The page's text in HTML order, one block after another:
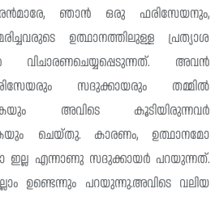
ഞാൻ ഒരു ഫരിസേയനും,
ഉത്ഥാനത്തിലുള്ള പ്രത്യാശ
അവൻ
സദുക്കായരും തമ്മിൽ
അവിടെ കൂടിയിരുന്നവർ
ചെയ്തു‌. കാരണം, ഉത്ഥാനമോ
എന്നാണു സദുക്കായർ പറയുന്നത്.
ഉണ്ടെന്നും പറയുന്നു.അവിടെ വലിയ